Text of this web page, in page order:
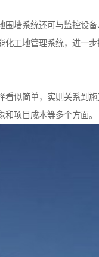
围墙系统还可与监控设
化工地管理系统，进一
看似简单，实则关系到
和项目成本等多个方面。